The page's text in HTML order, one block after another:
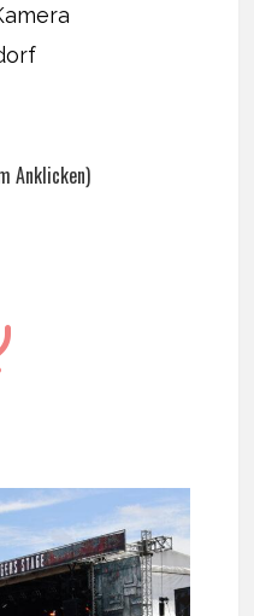
Anklicken)